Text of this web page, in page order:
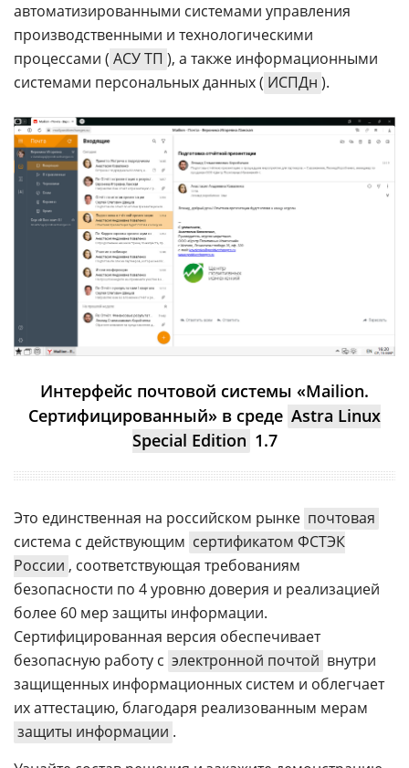
автоматизированными системами управления
производственными и технологическими
процессами ( АСУ ТП ), а также информационными
системами персональных данных ( ИСПДн ).
Интерфейс почтовой системы «Mailion.
Cертифицированный» в среде Astra Linux
Special Edition 1.7
Это единственная на российском рынке почтовая
система с действующим сертификатом ФСТЭК
России , соответствующая требованиям
безопасности по 4 уровню доверия и реализацией
более 60 мер защиты информации.
Сертифицированная версия обеспечивает
безопасную работу с электронной почтой внутри
защищенных информационных систем и облегчает
их аттестацию, благодаря реализованным мерам
защиты информации .